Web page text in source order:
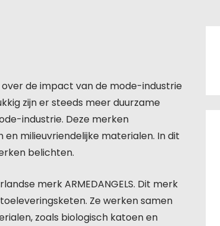
de impact van de mode-industrie
zijn er steeds meer duurzame
industrie. Deze merken
milieuvriendelijke materialen. In dit
belichten.
merk ARMEDANGELS. Dit merk
Ze werken samen
zoals biologisch katoen en